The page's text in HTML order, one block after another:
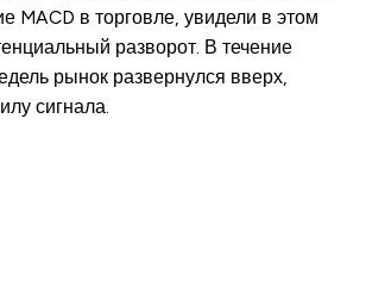
MACD в торговле, увидели в этом
разворот. В течение
рынок развернулся вверх,
сигнала.